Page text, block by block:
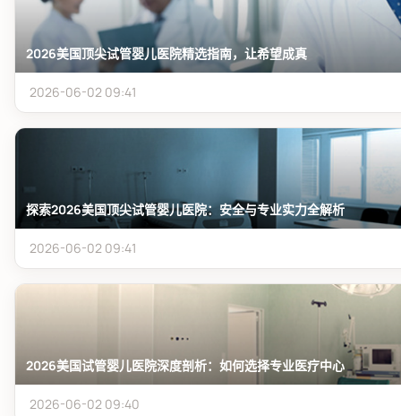
2026美国顶尖试管婴儿医院精选指南，让希望成真
2026-06-02 09:41
探索2026美国顶尖试管婴儿医院：安全与专业实力全解析
2026-06-02 09:41
2026美国试管婴儿医院深度剖析：如何选择专业医疗中心
2026-06-02 09:40